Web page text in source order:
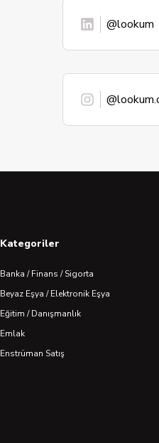
@lookum
Kategoriler
Banka / Finans / Sigorta
Beyaz Eşya / Elektronik Eşya
Eğitim / Danışmanlık
Emlak
Enstrüman Satış